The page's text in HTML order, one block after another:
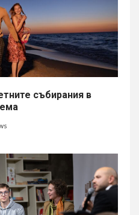
събирания в